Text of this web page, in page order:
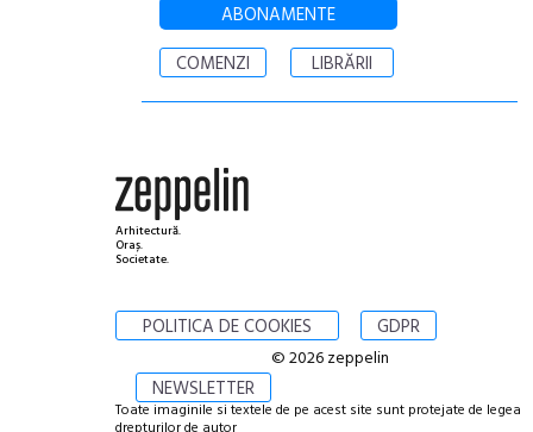
ABONAMENTE
COMENZI
LIBRĂRII
Arhitectură.
Oraș.
Societate.
POLITICA DE COOKIES GDPR
NEWSLETTER
© 2026 zeppelin
Toate imaginile si textele de pe acest site sunt protejate de legea